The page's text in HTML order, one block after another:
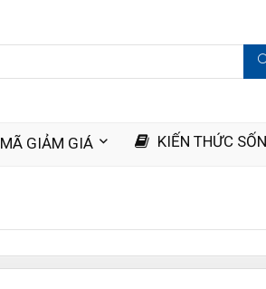
MÃ GIẢM GIÁ KIẾN THỨC